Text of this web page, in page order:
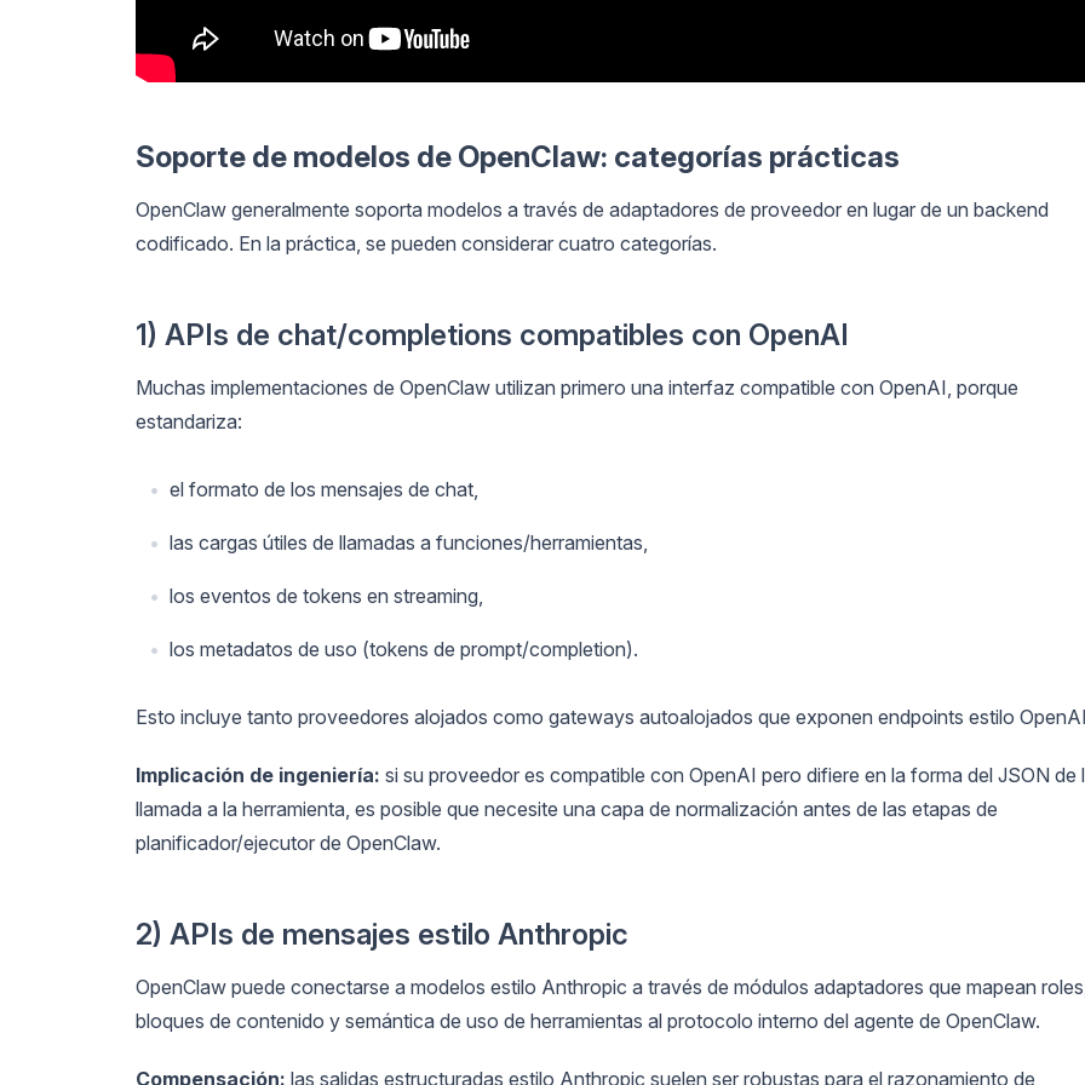
Soporte de modelos de OpenClaw: categorías prácticas
OpenClaw generalmente soporta modelos a través de adaptadores de proveedor en lugar de un backend
codificado. En la práctica, se pueden considerar cuatro categorías.
1) APIs de chat/completions compatibles con OpenAI
Muchas implementaciones de OpenClaw utilizan primero una interfaz compatible con OpenAI, porque
estandariza:
el formato de los mensajes de chat,
las cargas útiles de llamadas a funciones/herramientas,
los eventos de tokens en streaming,
los metadatos de uso (tokens de prompt/completion).
Esto incluye tanto proveedores alojados como gateways autoalojados que exponen endpoints estilo
Implicación de ingeniería: si su proveedor es compatible con OpenAI pero difiere en la forma del JSON de
llamada a la herramienta, es posible que necesite una capa de normalización antes de las etapas de
planificador/ejecutor de OpenClaw.
2) APIs de mensajes estilo Anthropic
OpenClaw puede conectarse a modelos estilo Anthropic a través de módulos adaptadores que mapean roles,
bloques de contenido y semántica de uso de herramientas al protocolo interno del agente de OpenClaw.
Compensación: las salidas estructuradas estilo Anthropic suelen ser robustas para el razonamiento de